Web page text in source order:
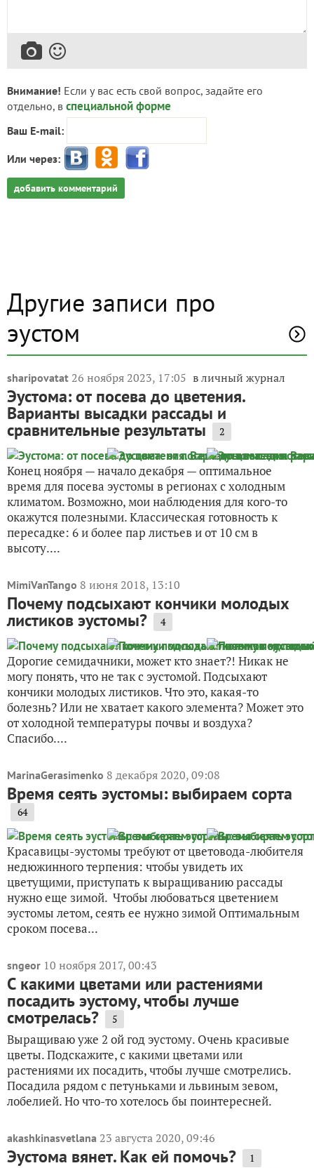
Внимание! Если у вас есть свой вопрос, задайте его
отдельно, в специальной форме
Ваш E-mail:
Или через:
добавить комментарий
Другие записи про
эустом
sharipovatat 26 ноября 2023, 17:05 в личный журнал
Эустома: от посева до цветения.
Варианты высадки рассады и
сравнительные результаты 2
Конец ноября — начало декабря — оптимальное
время для посева эустомы в регионах с холодным
климатом. Возможно, мои наблюдения для кого-то
окажутся полезными. Классическая готовность к
пересадке: 6 и более пар листьев и от 10 см в
высоту....
MimiVanTango 8 июня 2018, 13:10
Почему подсыхают кончики молодых
листиков эустомы? 4
Дорогие семидачники, может кто знает?! Никак не
могу понять, что не так с эустомой. Подсыхают
кончики молодых листиков. Что это, какая-то
болезнь? Или не хватает какого элемента? Может это
от холодной температуры почвы и воздуха?
Спасибо....
MarinaGerasimenko 8 декабря 2020, 09:08
Время сеять эустомы: выбираем сорта
64
Красавицы-эустомы требуют от цветовода-любителя
недюжинного терпения: чтобы увидеть их
цветущими, приступать к выращиванию рассады
нужно еще зимой. Чтобы любоваться цветением
эустомы летом, сеять ее нужно зимой Оптимальным
сроком посева...
sngeor 10 ноября 2017, 00:43
С какими цветами или растениями
посадить эустому, чтобы лучше
смотрелась? 5
Выращиваю уже 2 ой год эустому. Очень красивые
цветы. Подскажите, с какими цветами или
растениями их посадить, чтобы лучше смотрелись.
Посадила рядом с петуньками и львиным зевом,
лобелией. Но что-то хотелось бы поинтересней.
akashkinasvetlana 23 августа 2020, 09:46
Эустома вянет. Как ей помочь? 1